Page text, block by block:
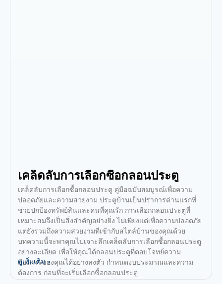
เคล็ดลับการเลือกซื้อกลอนประตู
เคล็ดลับการเลือกซื้อกลอนประตู คู่มือฉบับสมบูรณ์เพื่อความ
ปลอดภัยและความสวยงาม ประตูบ้านเป็นปราการด่านแรกที่
ช่วยปกป้องทรัพย์สินและคนที่คุณรัก การเลือกกลอนประตูที่
เหมาะสมจึงเป็นสิ่งสำคัญอย่างยิ่ง ไม่เพียงแต่เพื่อความปลอดภัย
แต่ยังรวมถึงความสวยงามที่เข้ากับสไตล์บ้านของคุณด้วย
บทความนี้จะพาคุณไปเจาะลึกเคล็ดลับการเลือกซื้อกลอนประตู
อย่างละเอียด เพื่อให้คุณได้กลอนประตูที่ตอบโจทย์ความ
ต้องการของคุณได้อย่างลงตัว กำหนดงบประมาณและความ
ต้องการ ก่อนที่จะเริ่มเลือกซื้อกลอนประตู
ดูเพิ่มเติม »